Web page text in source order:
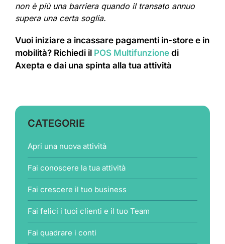
non è più una barriera quando il transato annuo
supera una certa soglia.
Vuoi iniziare a incassare pagamenti in-store e in
mobilità? Richiedi il POS Multifunzione di
Axepta e dai una spinta alla tua attività
CATEGORIE
Apri una nuova attività
Fai conoscere la tua attività
Fai crescere il tuo business
Fai felici i tuoi clienti e il tuo Team
Fai quadrare i conti